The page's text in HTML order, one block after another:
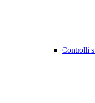
Controlli